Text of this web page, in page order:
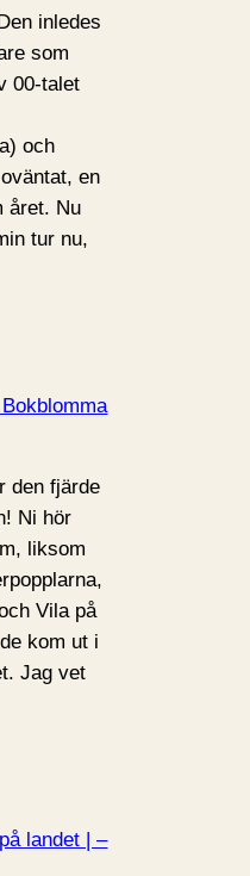
inledes
som
00-talet
och
en
året. Nu
tur nu,
den fjärde
Ni hör
liksom
Vila på
kom ut i
Jag vet
landet | –